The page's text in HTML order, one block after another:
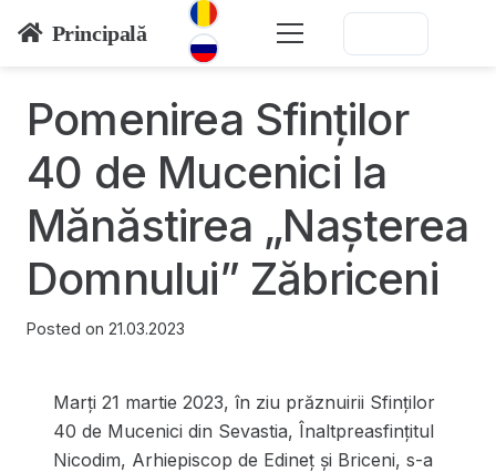
Principală
Pomenirea Sfinților
40 de Mucenici la
Mănăstirea „Nașterea
Domnului” Zăbriceni
Posted on 21.03.2023
Marți 21 martie 2023, în ziu prăznuirii Sfinților
40 de Mucenici din Sevastia, Înaltpreasfințitul
Nicodim, Arhiepiscop de Edineț și Briceni, s-a